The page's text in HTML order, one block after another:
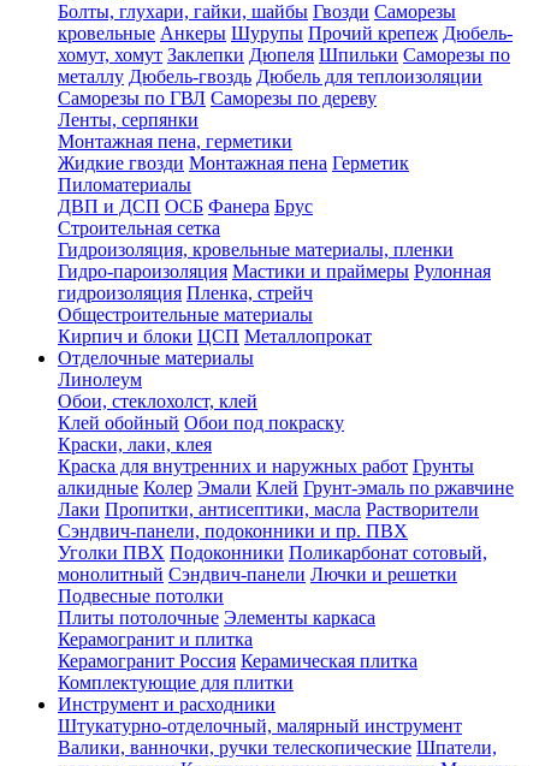
Болты, глухари, гайки, шайбы Гвозди Саморезы
кровельные Анкеры Шурупы Прочий крепеж Дюбель-
хомут, хомут Заклепки Дюпеля Шпильки Саморезы по
металлу Дюбель-гвоздь Дюбель для теплоизоляции
Саморезы по ГВЛ Саморезы по дереву
Ленты, серпянки
Монтажная пена, герметики
Жидкие гвозди Монтажная пена Герметик
Пиломатериалы
ДВП и ДСП ОСБ Фанера Брус
Строительная сетка
Гидроизоляция, кровельные материалы, пленки
Гидро-пароизоляция Мастики и праймеры Рулонная
гидроизоляция Пленка, стрейч
Общестроительные материалы
Кирпич и блоки ЦСП Металлопрокат
Отделочные материалы
Линолеум
Обои, стеклохолст, клей
Клей обойный Обои под покраску
Краски, лаки, клея
Краска для внутренних и наружных работ Грунты
алкидные Колер Эмали Клей Грунт-эмаль по ржавчине
Лаки Пропитки, антисептики, масла Растворители
Сэндвич-панели, подоконники и пр. ПВХ
Уголки ПВХ Подоконники Поликарбонат сотовый,
монолитный Сэндвич-панели Лючки и решетки
Подвесные потолки
Плиты потолочные Элементы каркаса
Керамогранит и плитка
Керамогранит Россия Керамическая плитка
Комплектующие для плитки
Инструмент и расходники
Штукатурно-отделочный, малярный инструмент
Валики, ванночки, ручки телескопические Шпатели,